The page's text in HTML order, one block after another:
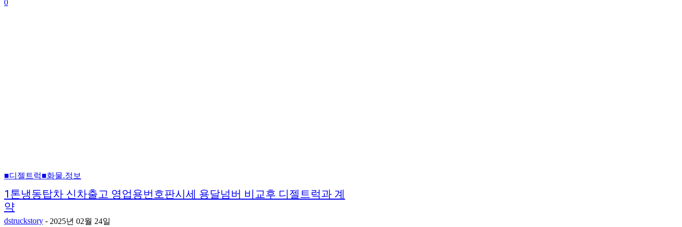
0
■디젤트럭■화물.정보
1톤냉동탑차 신차출고 영업용번호판시세 용달넘버 비교후 디젤트럭과 계
약
dstruckstory - 2025년 02월 24일